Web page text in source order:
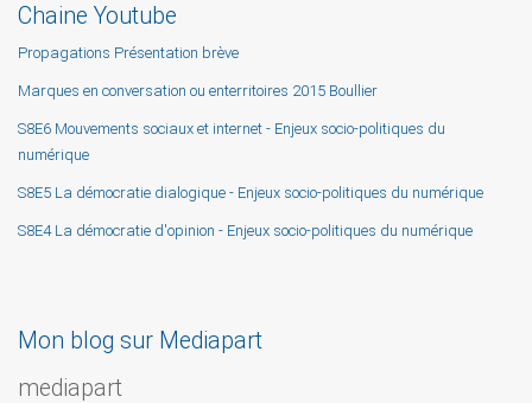
Chaine Youtube
Propagations Présentation brève
Marques en conversation ou enterritoires 2015 Boullier
S8E6 Mouvements sociaux et internet - Enjeux socio-politiques du
numérique
S8E5 La démocratie dialogique - Enjeux socio-politiques du numérique
S8E4 La démocratie d'opinion - Enjeux socio-politiques du numérique
Mon blog sur Mediapart
mediapart